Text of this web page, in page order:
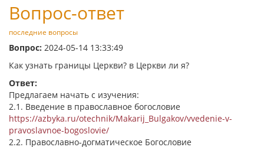
Вопрос-ответ
последние вопросы
Вопрос: 2024-05-14 13:33:49
Как узнать границы Церкви? в Церкви ли я?
Ответ:
Предлагаем начать с изучения:
2.1. Введение в православное богословие
https://azbyka.ru/otechnik/Makarij_Bulgakov/vvedenie-v-
pravoslavnoe-bogoslovie/
2.2. Православно-догматическое Богословие